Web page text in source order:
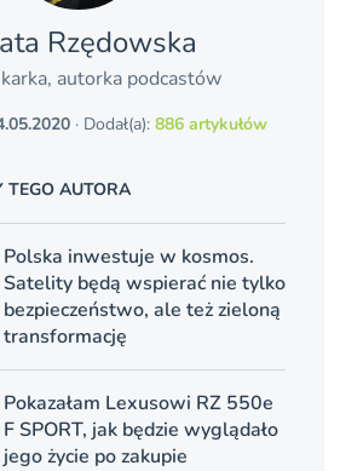
Rzędowska
autorka podcastów
· Dodał(a):886 artykułów
TEGO AUTORA
Polska inwestuje w kosmos.
Satelity będą wspierać nie tylko
bezpieczeństwo, ale też zieloną
transformację
Pokazałam Lexusowi RZ 550e
F SPORT, jak będzie wyglądało
jego życie po zakupie